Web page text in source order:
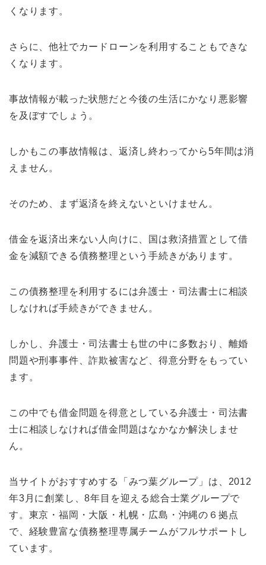
くなります。
さらに、他社でカードローンを利用することもできな
くなります。
事故情報が載った状態だと今後の生活にかなり悪影響
を及ぼすでしょう。
しかもこの事故情報は、返済し終わってから5年間は消
えません。
そのため、まず返済を終えないといけません。
借金を返済出来ない人向けに、国は救済措置として借
金を減額できる債務整理という手続きがあります。
この債務整理を利用するには弁護士・司法書士に相談
しなければ手続きができません。
しかし、弁護士・司法書士も世の中に多数おり、離婚
問題や刑事事件、詐欺被害など、得意分野をもってい
ます。
この中でも借金問題を得意としている弁護士・司法書
士に相談しなければ借金問題はなかなか解決しませ
ん。
当サイトがおすすめする「みつ葉グループ」は、2012
年3月に創業し、8年目を迎える総合士業グループで
す。東京・福岡・大阪・札幌・広島・沖縄の６拠点
で、経験豊富な債務整理専属チームがフルサポートし
ています。